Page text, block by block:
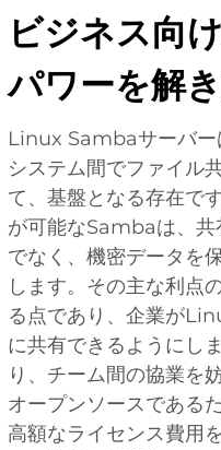
ビジネス向
パワーを解
Linux Sambaサーバー
システム間でファイル
て、基盤となる存在で
が可能なSambaは、共
でなく、機密データを
します。その主な利点
る点であり、企業が
に共有できるようにし
り、チーム間の協業を
オープンソースである
高額なライセンス費用